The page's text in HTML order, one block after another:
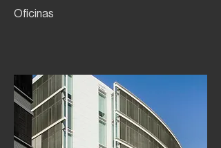
Oficinas